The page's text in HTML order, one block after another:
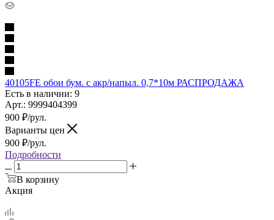
40105FE обои бум. с акр/напыл. 0,7*10м РАСПРОДАЖА
Есть в наличии: 9
Арт.: 9999404399
900 ₽/рул.
Варианты цен
900 ₽/рул.
Подробности
В корзину
Акция